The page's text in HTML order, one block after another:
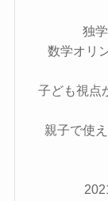
独
数学オリ
子ども視点
親子で使